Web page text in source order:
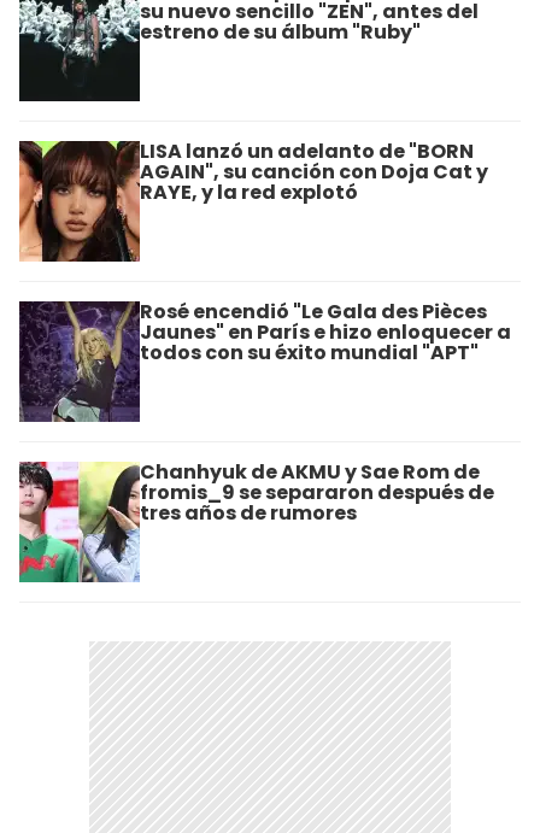
su nuevo sencillo "ZEN", antes del
estreno de su álbum "Ruby"
LISA lanzó un adelanto de "BORN
AGAIN", su canción con Doja Cat y
RAYE, y la red explotó
Rosé encendió "Le Gala des Pièces
Jaunes" en París e hizo enloquecer a
todos con su éxito mundial "APT"
Chanhyuk de AKMU y Sae Rom de
fromis_9 se separaron después de
tres años de rumores